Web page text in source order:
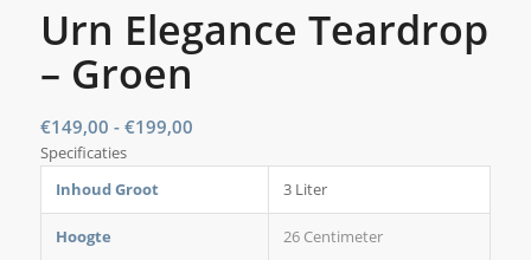
Urn Elegance Teardrop
– Groen
€149,00 - €199,00Prijsklasse:
€199,00
Specificaties
Inhoud Groot
3 Liter
Hoogte 26 Centimeter